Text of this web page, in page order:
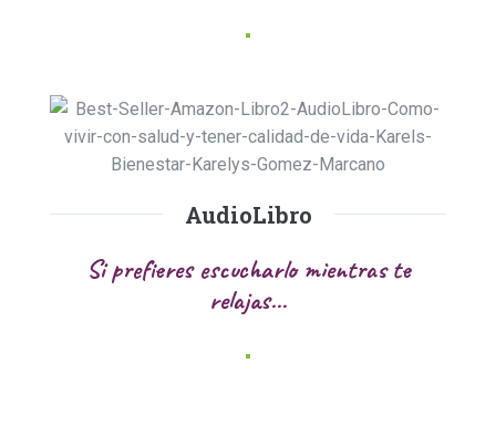
AudioLibro
Si prefieres escucharlo mientras te
relajas...